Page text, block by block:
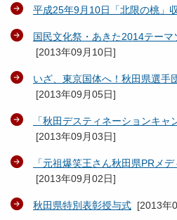
平成25年9月10日「北限の桃」
国民文化祭・あきた2014テーマ
[2013年09月10日]
いざ、東京国体へ！秋田県選手
[2013年09月05日]
「秋田デスティネーションキャ
[2013年09月03日]
「元祖爆笑王さん秋田県PRメ
[2013年09月02日]
秋田県特別表彰授与式 [2013年